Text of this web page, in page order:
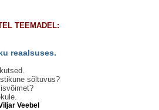
TEEMADEL:
reaalsuses.
sõltuvus?
Veebel